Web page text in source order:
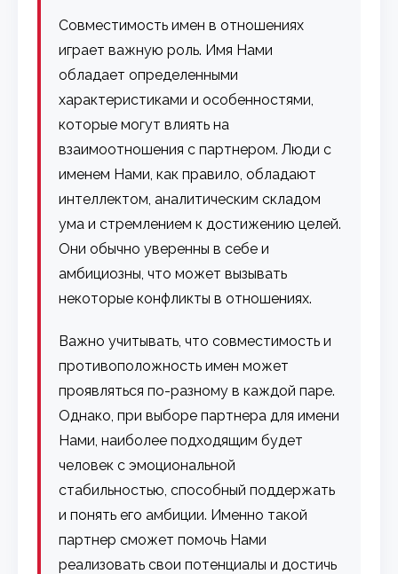
Совместимость имен в отношениях
играет важную роль. Имя Нами
обладает определенными
характеристиками и особенностями,
которые могут влиять на
взаимоотношения с партнером. Люди с
именем Нами, как правило, обладают
интеллектом, аналитическим складом
ума и стремлением к достижению целей.
Они обычно уверенны в себе и
амбициозны, что может вызывать
некоторые конфликты в отношениях.
Важно учитывать, что совместимость и
противоположность имен может
проявляться по-разному в каждой паре.
Однако, при выборе партнера для имени
Нами, наиболее подходящим будет
человек с эмоциональной
стабильностью, способный поддержать
и понять его амбиции. Именно такой
партнер сможет помочь Нами
реализовать свои потенциалы и достичь